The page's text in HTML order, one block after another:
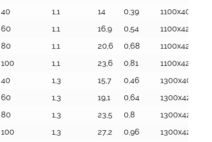
40 1,1 14 0,39
60 1,1 16,9 0,54
80 1,1 20,6 0,68
100 1,1 23,6 0,81
40 1,3 15,7 0,46
60 1,3 19,1 0,64
80 1,3 23,5 0,8
100 1,3 27,2 0,96